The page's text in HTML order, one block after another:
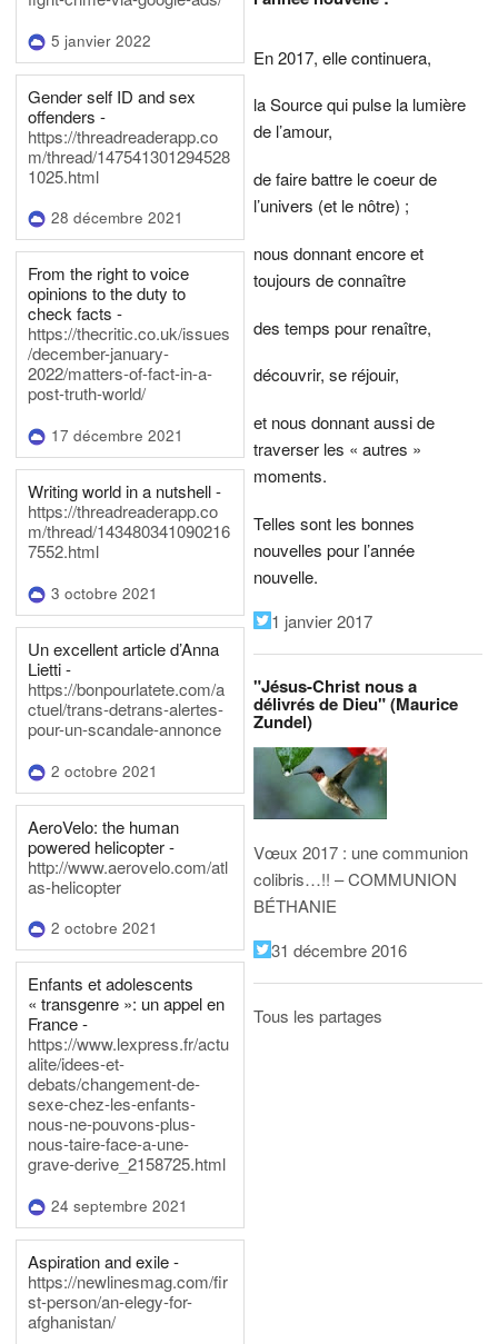
5 janvier 2022
Gender self ID and sex
offenders -
https://threadreaderapp.co
m/thread/147541301294528
1025.html
28 décembre 2021
From the right to voice
opinions to the duty to
check facts -
https://thecritic.co.uk/issues
/december-january-
2022/matters-of-fact-in-a-
post-truth-world/
17 décembre 2021
Writing world in a nutshell -
https://threadreaderapp.co
m/thread/143480341090216
7552.html
3 octobre 2021
Un excellent article d’Anna
Lietti -
https://bonpourlatete.com/a
ctuel/trans-detrans-alertes-
pour-un-scandale-annonce
2 octobre 2021
AeroVelo: the human
powered helicopter -
http://www.aerovelo.com/atl
as-helicopter
2 octobre 2021
Enfants et adolescents
« transgenre »: un appel en
France -
https://www.lexpress.fr/actu
alite/idees-et-
debats/changement-de-
sexe-chez-les-enfants-
nous-ne-pouvons-plus-
nous-taire-face-a-une-
grave-derive_2158725.html
24 septembre 2021
Aspiration and exile -
https://newlinesmag.com/fir
st-person/an-elegy-for-
afghanistan/
En 2017, elle continuera,
la Source qui pulse la lumière
de l’amour,
de faire battre le coeur de
l’univers (et le nôtre) ;
nous donnant encore et
toujours de connaître
des temps pour renaître,
découvrir, se réjouir,
et nous donnant aussi de
traverser les « autres »
moments.
Telles sont les bonnes
nouvelles pour l’année
nouvelle.
1 janvier 2017
"Jésus-Christ nous a
délivrés de Dieu" (Maurice
Zundel)
Vœux 2017 : une communion
colibris…!! – COMMUNION
BÉTHANIE
31 décembre 2016
Tous les partages